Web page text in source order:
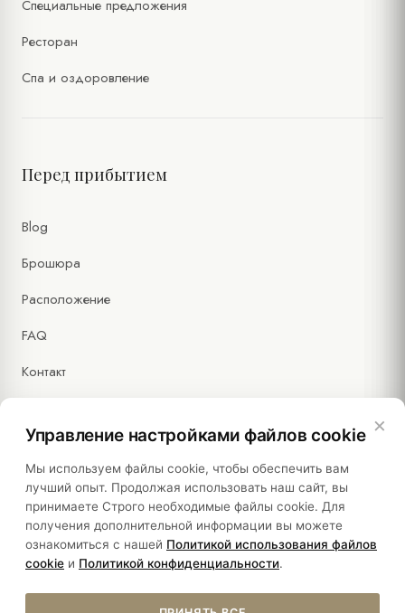
Специальные предложения
Ресторан
Спа и оздоровление
Перед прибытием
Blog
Брошюра
Расположение
FAQ
Контакт
Правовая информация
Политики
Устойчивость
×
Управление настройками файлов cookie
Мы используем файлы cookie, чтобы обеспечить вам
лучший опыт. Продолжая использовать наш сайт, вы
принимаете Строго необходимые файлы cookie. Для
получения дополнительной информации вы можете
ознакомиться с нашей Политикой использования файлов
cookie и Политикой конфиденциальности.